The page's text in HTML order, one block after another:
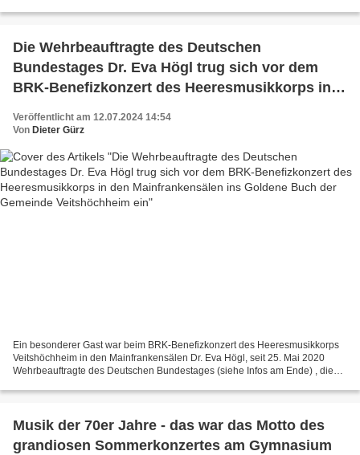
Die Wehrbeauftragte des Deutschen
Bundestages Dr. Eva Högl trug sich vor dem
BRK-Benefizkonzert des Heeresmusikkorps in
Gemeinde Veitshöchheim ein
Veröffentlicht am 12.07.2024 14:54
Von Dieter Gürz
Ein besonderer Gast war beim BRK-Benefizkonzert des Heeresmusikkorps
Veitshöchheim in den Mainfrankensälen Dr. Eva Högl, seit 25. Mai 2020
Wehrbeauftragte des Deutschen Bundestages (siehe Infos am Ende) , die
Musik der 70er Jahre - das war das Motto des
grandiosen Sommerkonzertes am Gymnasium